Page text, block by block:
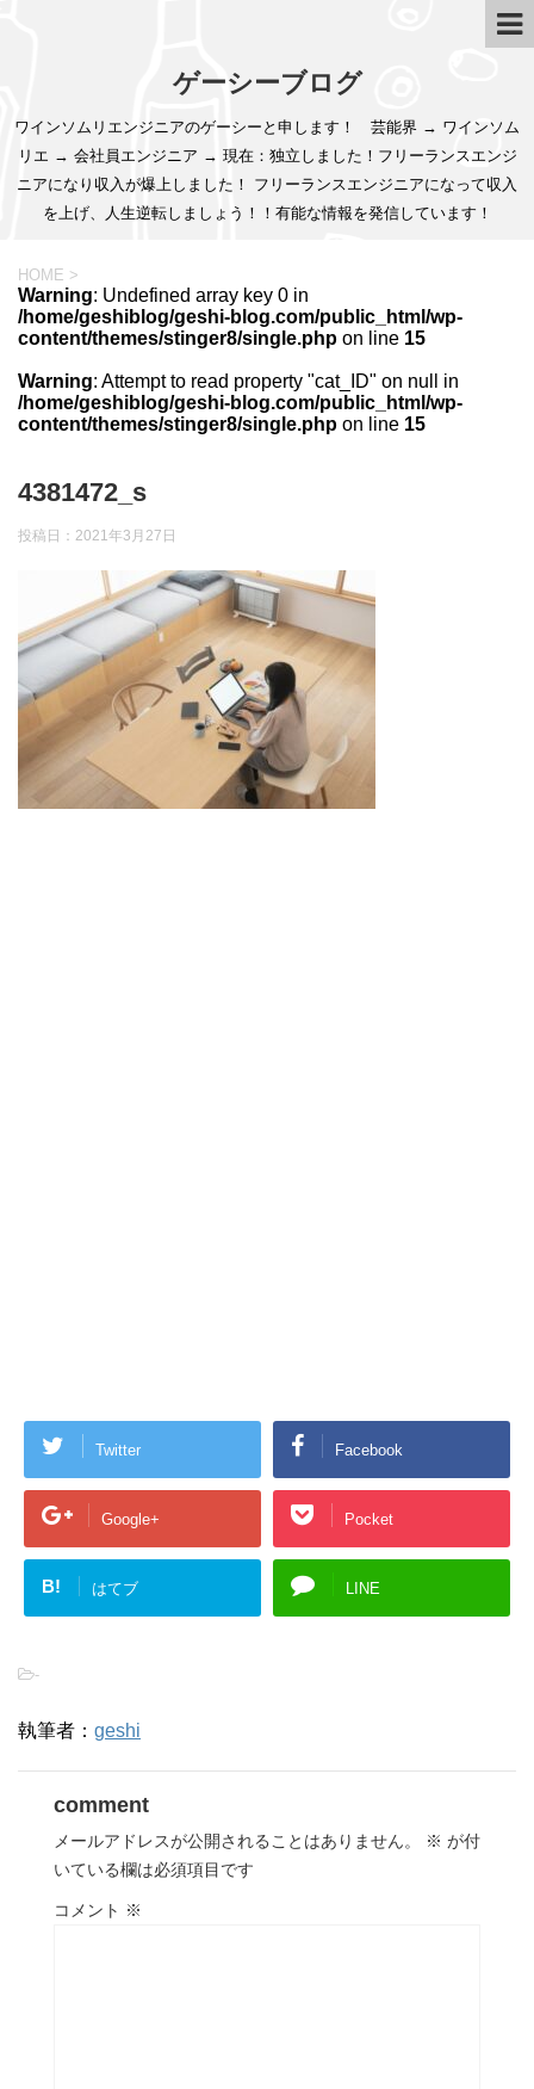
ゲーシーブログ
ワインソムリエンジニアのゲーシーと申します！ 芸能界 → ワインソム
リエ → 会社員エンジニア → 現在：独立しました！フリーランスエンジ
ニアになり収入が爆上しました！ フリーランスエンジニアになって収入
を上げ、人生逆転しましょう！！有能な情報を発信しています！
HOME >
Warning: Undefined array key 0 in
/home/geshiblog/geshi-blog.com/public_html/wp-
content/themes/stinger8/single.php on line 15
Warning: Attempt to read property "cat_ID" on null in
/home/geshiblog/geshi-blog.com/public_html/wp-
content/themes/stinger8/single.php on line 15
4381472_s
投稿日： 2021年3月27日
Twitter Facebook
Google+ Pocket
B! はてブ LINE
-
執筆者： geshi
comment
メールアドレスが公開されることはありません。 ※ が付
いている欄は必須項目です
コメント ※